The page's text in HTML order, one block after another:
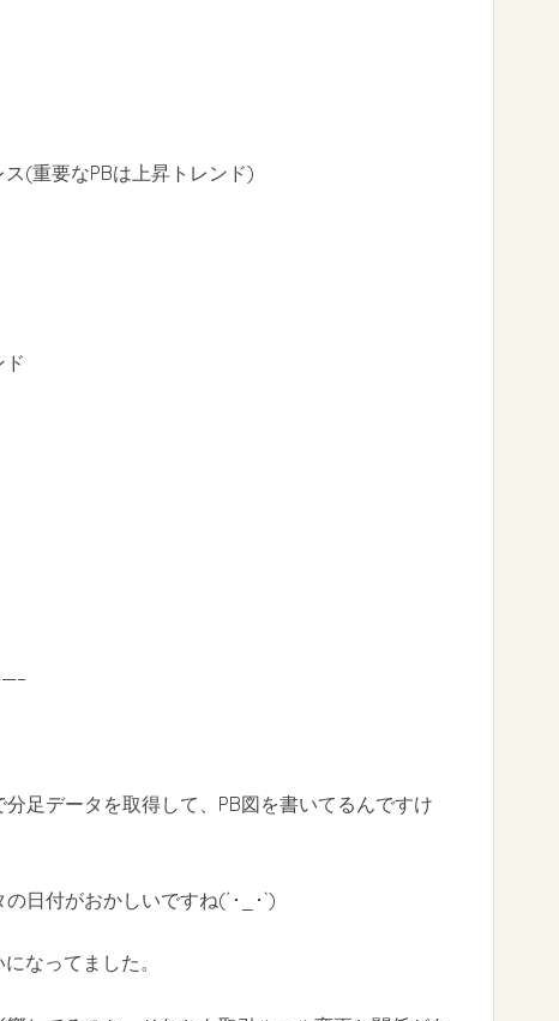
(重要なPBは上昇トレンド)
足データを取得して、PB図を書いてるんですけ
日付がおかしいですね(´･_･`)
なってました。